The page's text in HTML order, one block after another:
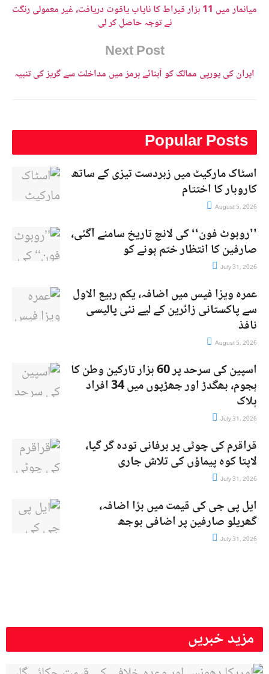
میانمار میں 11 ہزار قیراط کا نایاب یاقوت دریافت، غیر معمولی رنگت
نے توجہ حاصل کر لی
Next Post
ایران کی یورپی ممالک کو آبنائے ہرمز میں مداخلت سے گریز کی تنبیہ
Popular Posts
اسٹاک مارکیٹ میں زبردست تیزی کے ساتھ
کاروبار کا اختتام
August 5, 2026
’’روبوٹ فون‘‘ کی لانچ تاریخ سامنے آگئی،
صارفین کا انتظار ختم ہونے کو
July 31, 2026
عمرہ ویزا فیس میں اضافہ، یکم ربیع الاول
سے پاکستانی زائرین کے لیے نئی پالیسی
نافذ
August 5, 2026
اسپین کی سرحد پر 60 ہزار تارکین وطن کا
ہجوم، بھگدڑ اور جھڑپوں میں 34 افراد
ہلاک
July 31, 2026
قراقرم کی چوٹی پر برفانی تودہ گر گیا،
لاپتا کوہ پیماؤں کی تلاش جاری
July 31, 2026
ایل پی جی کی قیمت میں بڑا اضافہ،
گھریلو صارفین پر اضافی بوجھ
July 31, 2026
مزید خبریں